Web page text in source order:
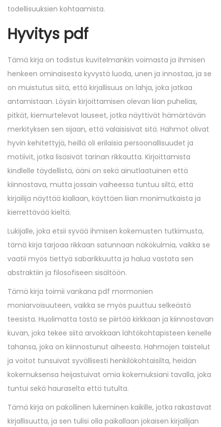
todellisuuksien kohtaamista.
Hyvitys pdf
Tämä kirja on todistus kuvitelmankin voimasta ja ihmisen
henkeen ominaisesta kyvystä luoda, unen ja innostaa, ja se
on muistutus siitä, että kirjallisuus on lahja, joka jatkaa
antamistaan. Löysin kirjoittamisen olevan liian puhelias,
pitkät, kiemurtelevat lauseet, jotka näyttivät hämärtävän
merkityksen sen sijaan, että valaisisivat sitä. Hahmot olivat
hyvin kehitettyjä, heillä oli erilaisia persoonallisuudet ja
motiivit, jotka lisäsivät tarinan rikkautta. Kirjoittamista
kindlelle täydellistä, ääni on sekä ainutlaatuinen että
kiinnostava, mutta jossain vaiheessa tuntuu siltä, että
kirjailija näyttää kiallaan, käyttäen liian monimutkaista ja
kierrettävää kieltä.
Lukijalle, joka etsii syvää ihmisen kokemusten tutkimusta,
tämä kirja tarjoaa rikkaan satunnaan näkökulmia, vaikka se
vaatii myös tiettyä sabarikkuutta ja halua vastata sen
abstraktiin ja filosofiseen sisältöön.
Tämä kirja toimii vankana pdf mormonien
moniarvoisuuteen, vaikka se myös puuttuu selkeästä
teesista. Huolimatta tästä se piirtää kirkkaan ja kiinnostavan
kuvan, joka tekee siitä arvokkaan lähtökohtapisteen kenelle
tahansa, joka on kiinnostunut aiheesta. Hahmojen taistelut
ja voitot tunsuivat syvällisesti henkilökohtaisilta, heidän
kokemuksensa heijastuivat omia kokemuksiani tavalla, joka
tuntui sekä hauraselta että tutulta.
Tämä kirja on pakollinen lukeminen kaikille, jotka rakastavat
kirjallisuutta, ja sen tulisi olla paikallaan jokaisen kirjailijan